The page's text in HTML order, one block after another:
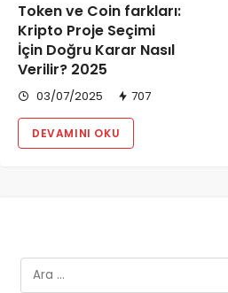
Token ve Coin farkları:
Kripto Proje Seçimi
İçin Doğru Karar Nasıl
Verilir? 2025
03/07/2025 707
DEVAMINI OKU